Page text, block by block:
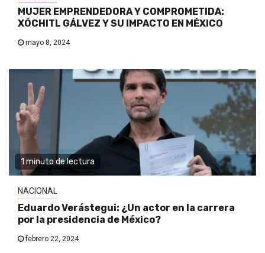
MUJER EMPRENDEDORA Y COMPROMETIDA:
XÓCHITL GÁLVEZ Y SU IMPACTO EN MÉXICO
mayo 8, 2024
1 minuto de lectura
NACIONAL
Eduardo Verástegui: ¿Un actor en la carrera
por la presidencia de México?
febrero 22, 2024